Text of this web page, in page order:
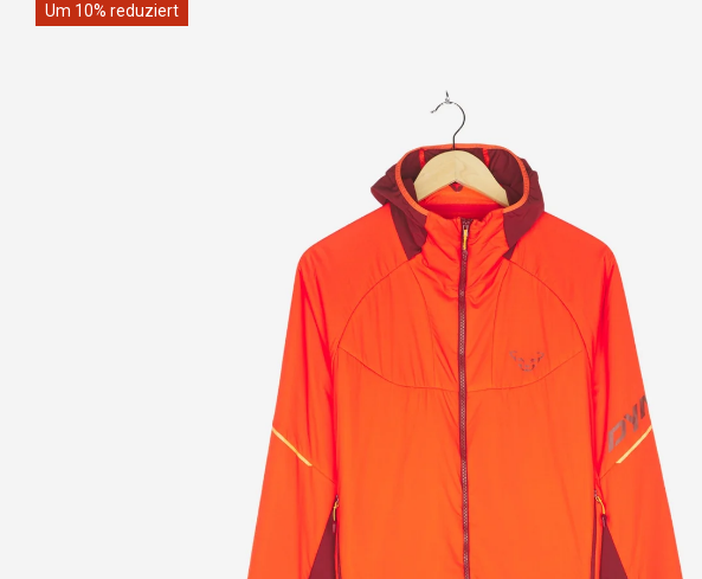
Um 10% reduziert